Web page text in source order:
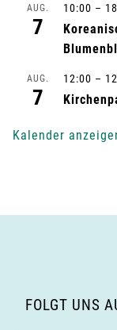
-
AUG.
7
10:00 –
AUG.
7
12:00 –
Kalender
FOLGT UNS